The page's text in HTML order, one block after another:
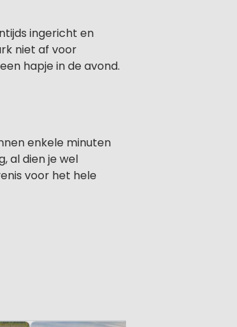
ingericht en
niet af voor
hapje in de avond.
enkele minuten
al dien je wel
voor het hele